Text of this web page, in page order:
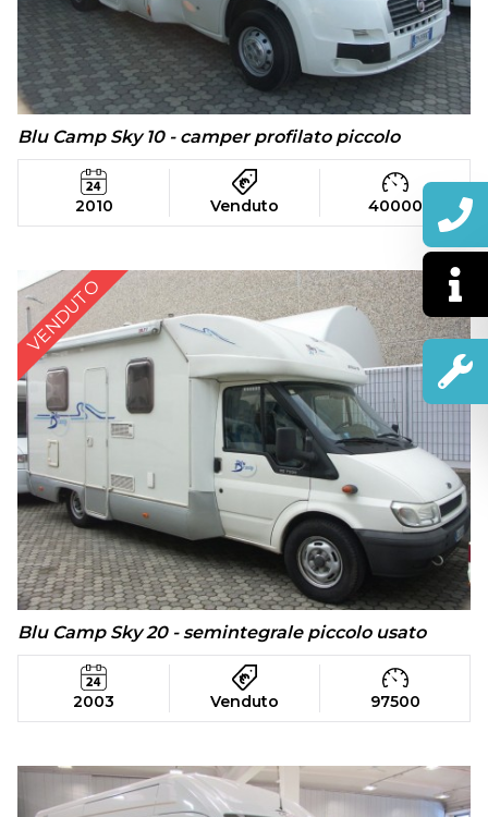
Blu Camp Sky 10 - camper profilato piccolo
2010 Venduto 40000
VENDUTO
Blu Camp Sky 20 - semintegrale piccolo usato
2003 Venduto 97500